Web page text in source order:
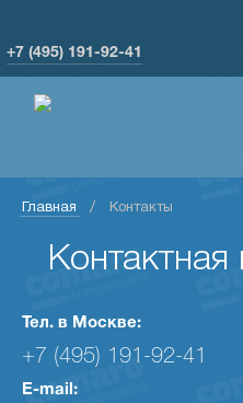
+7 (495) 191-92-41
Главная Контакты
Тел. в Москве:
+7 (495) 191-92-41
E-mail: